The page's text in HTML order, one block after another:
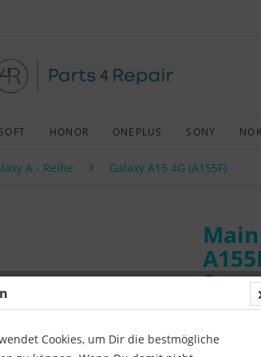
HONOR ONEPLUS SONY
A - Reihe Galaxy A15 4G (A155F)
A15
Art:
Cookies, um Dir die bestmögliche